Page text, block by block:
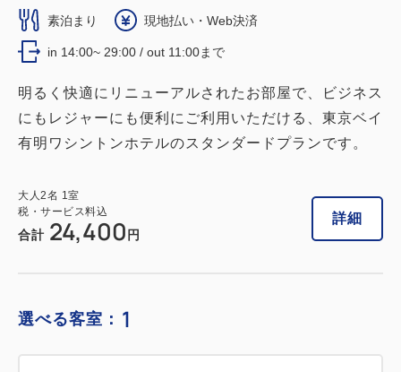
素泊まり 現地払い・Web決済
in 14:00~ 29:00 / out 11:00まで
明るく快適にリニューアルされたお部屋で、ビジネス
にもレジャーにも便利にご利用いただける、東京ベイ
有明ワシントンホテルのスタンダードプランです。
大人2名 1室
税・サービス料込
合計 24,400 円
詳細
選べる客室： 1